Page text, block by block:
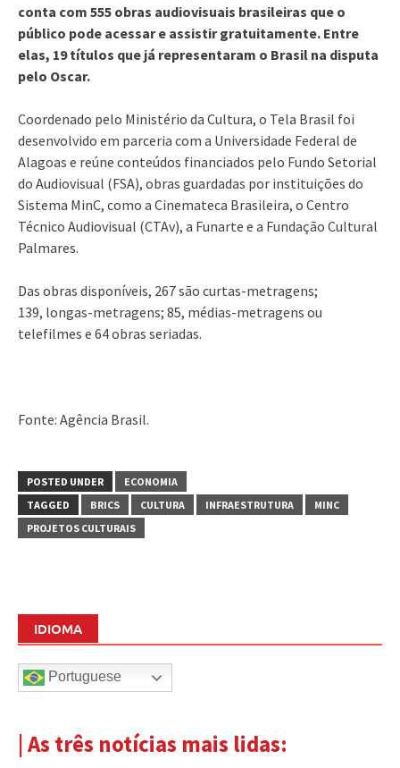
conta com 555 obras audiovisuais brasileiras que o
público pode acessar e assistir gratuitamente. Entre
elas, 19 títulos que já representaram o Brasil na disputa
pelo Oscar.
Coordenado pelo Ministério da Cultura, o Tela Brasil foi
desenvolvido em parceria com a Universidade Federal de
Alagoas e reúne conteúdos financiados pelo Fundo Setorial
do Audiovisual (FSA), obras guardadas por instituições do
Sistema MinC, como a Cinemateca Brasileira, o Centro
Técnico Audiovisual (CTAv), a Funarte e a Fundação Cultural
Palmares.
Das obras disponíveis, 267 são curtas-metragens;
139, longas-metragens; 85, médias-metragens ou
telefilmes e 64 obras seriadas.
Fonte: Agência Brasil.
POSTED UNDER
ECONOMIA
TAGGED
BRICS CULTURA INFRAESTRUTURA
MINC
PROJETOS CULTURAIS
IDIOMA
Portuguese
| As três notícias mais lidas: